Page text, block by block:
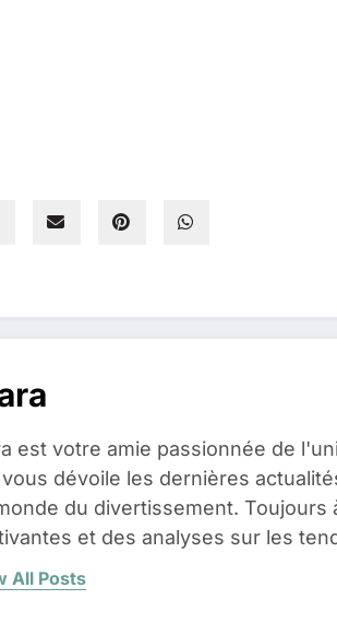
est votre amie passionnée de
dévoile les dernières
du divertissement.
et des analyses sur les
All Posts